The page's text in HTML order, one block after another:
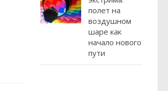
полет на
воздушном
шаре как
начало нового
пути